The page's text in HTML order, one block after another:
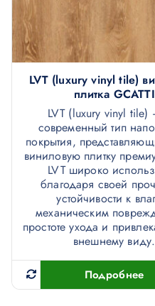
LVT (luxury vinyl tile)
плитка GCATTI
LVT (luxury vinyl tile)
современный тип
покрытия,
виниловую плитку
LVT широко
благодаря своей
устойчивости к
механическим
простоте ухода и
внешнему виду.
Подробнее